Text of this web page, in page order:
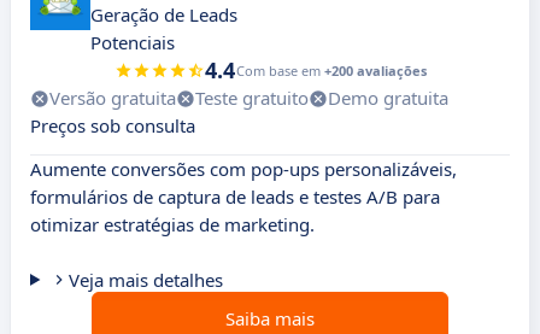
Geração de Leads
Potenciais
4.4Com base em +200 avaliações
Versão gratuita Teste gratuito
Demo gratuita
Preços sob consulta
Aumente conversões com pop-ups personalizáveis,
formulários de captura de leads e testes A/B para
otimizar estratégias de marketing.
Veja mais detalhes
Saiba mais